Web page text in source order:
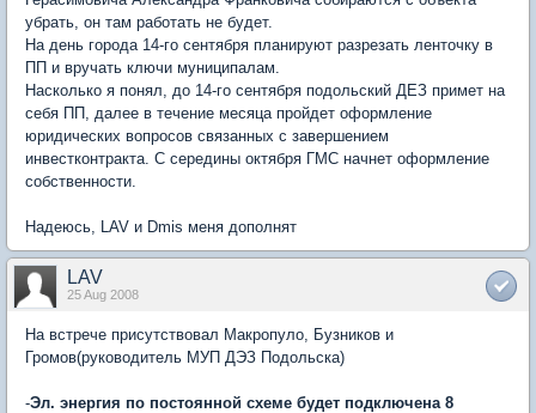
убрать, он там работать не будет.
На день города 14-го сентября планируют разрезать ленточку в
ПП и вручать ключи муниципалам.
Насколько я понял, до 14-го сентября подольский ДЕЗ примет на
себя ПП, далее в течение месяца пройдет оформление
юридических вопросов связанных с завершением
инвестконтракта. С середины октября ГМС начнет оформление
собственности.
Надеюсь, LAV и Dmis меня дополнят
LAV
25 Aug 2008
На встрече присутствовал Макропуло, Бузников и
Громов(руководитель МУП ДЭЗ Подольска)
-Эл. энергия по постоянной схеме будет подключена 8